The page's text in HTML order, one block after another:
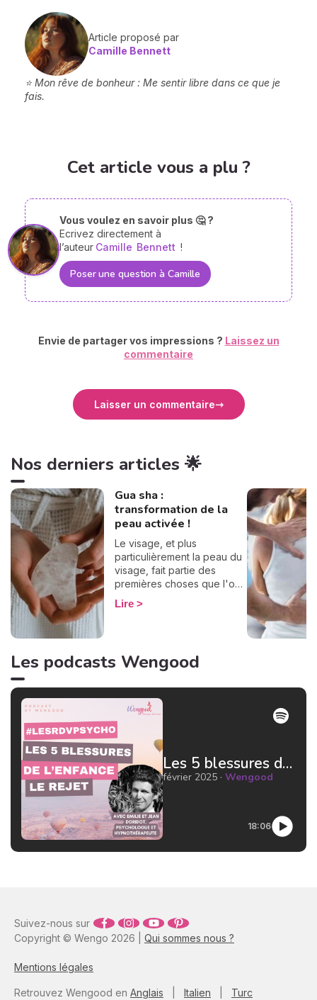
Article proposé par
Camille Bennett
⭐ Mon rêve de bonheur : Me sentir libre dans ce que je
fais.
Cet article vous a plu ?
Vous voulez en savoir plus 🤔 ?
Ecrivez directement à
l’auteur Camille Bennett !
Poser une question à Camille
Envie de partager vos impressions ? Laissez un
commentaire
Laisser un commentaire
Nos derniers articles 🌟
Gua sha :
transformation de la
peau activée !
Le visage, et plus
particulièrement la peau du
visage, fait partie des
premières choses que l'on
présente au monde. À tout
le monde. Véritable socle
être notre allié tant beauté
venu d'Asie, ultra tendance
en ce moment, nous vend
monts et merveilles, mais
faut-il se laisser tenter ?
Lire
Les podcasts Wengood
Les 5 blessures de l'enfance : le rejet par Jean Doridot Docteur en psychologie
février 2025 · Wengood
18:06
Copyright © Wengo 2026 | Qui sommes nous ?
Mentions légales
Suivez-nous sur
Retrouvez Wengood en Anglais Italien Turc